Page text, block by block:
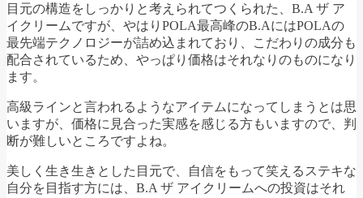
目元の構造をしっかりと考えられてつくられた、B.A ザ ア
イクリームですが、やはりPOLA最高峰のB.AにはPOLAの
最先端テクノロジーが詰め込まれており、こだわりの成分も
配合されているため、やっぱり価格はそれなりのものになり
ます。
高級ラインと言われるようなアイテムになってしまうとは思
いますが、価格に見合った実感を感じる方もいますので、判
断が難しいところですよね。
美しく生き生きとした目元で、自信をもって笑えるステキな
自分を目指す方には、B.A ザ アイクリームへの投資はそれ